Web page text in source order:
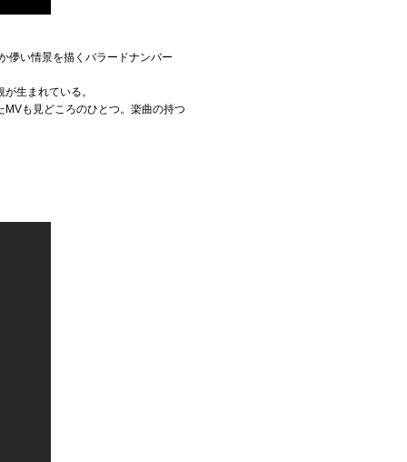
儚い情景を描くバラードナンバー
生まれている。
MVも見どころのひとつ。楽曲の持つ